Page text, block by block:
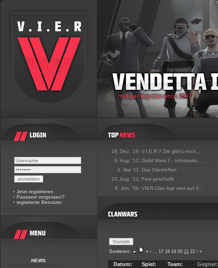
• Jetzt registrieren
• Passwort vergessen?
• registrierte Benutzer
NEWS
18. Dez. '16: V.I.E.R.? Die gibt's noch...
8. Aug. '12: Guild Wars 2 - Informatio...
3. Mai '11: Das Clantreffen
23. Aug. '12: Fast geschafft
8. Jun. '09: VIER-Clan legt wert auf Ä...
Sortieren: « ‹ ... 17 18 19 20 21 22 › »
Datum: Spiel: Team: Gegner: